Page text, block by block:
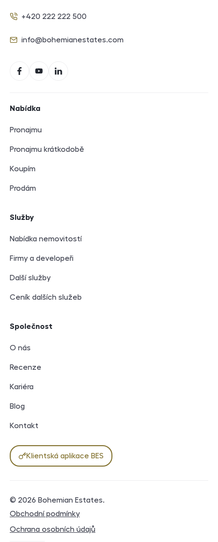
Telefon
+420 222 222 500
E-mail
info@bohemianestates.com
FacebookYouTubeLinkedIn
Nabídka
Pronajmu
Pronajmu krátkodobě
Koupím
Prodám
Služby
Nabídka nemovitostí
Firmy a developeři
Další služby
Ceník dalších služeb
Společnost
O nás
Recenze
Kariéra
Blog
Kontakt
Klientská aplikace BES
© 2026 Bohemian Estates.
Právní dokumenty
Obchodní podmínky
Ochrana osobních údajů